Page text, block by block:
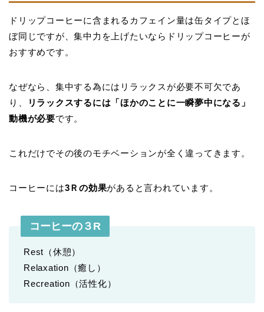
ドリップコーヒーに含まれるカフェイン量は缶タイプとほ
ぼ同じですが、集中力を上げたいならドリップコーヒーが
おすすめです。
なぜなら、集中する為にはリラックスが必要不可欠であ
り、
リラックスするには「ほかのことに一瞬夢中になる」
動機が必要です。
これだけでその後のモチベーションが全く違ってきます。
コーヒーには3Ｒの効果があると言われています。
コーヒーの３R
Rest（休憩）
Relaxation（癒し）
Recreation（活性化）